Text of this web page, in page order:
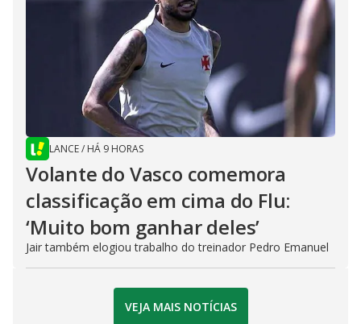
LANCE/ HÁ 9 HORAS
Volante do Vasco comemora
classificação em cima do Flu:
‘Muito bom ganhar deles’
Jair também elogiou trabalho do treinador Pedro Emanuel
VEJA MAIS NOTÍCIAS